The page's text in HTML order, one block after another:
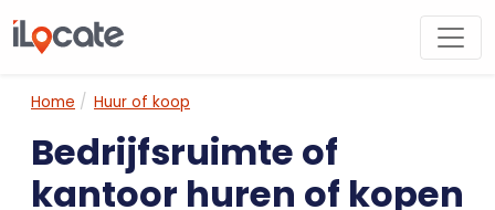
Home Huur of koop
Bedrijfsruimte of
kantoor huren of kopen